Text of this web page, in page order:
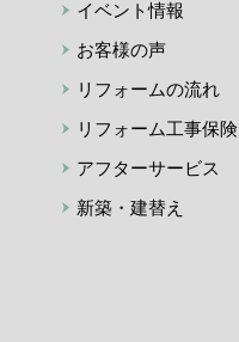
イベント情報
お客様の声
リフォームの流れ
リフォーム工事保険
アフターサービス
新築・建替え